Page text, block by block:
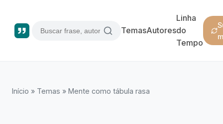
TemasAutores
Linha
do
Tempo
Início » Temas » Mente como tábula rasa